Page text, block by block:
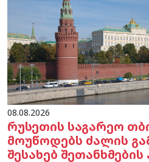
08.08.2026
რუსეთის საგარეო
მოუწოდებს ძალის
შესახებ